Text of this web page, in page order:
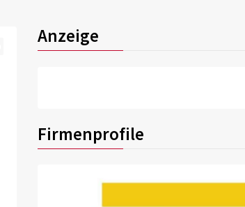
Anzeige
Firmenprofile